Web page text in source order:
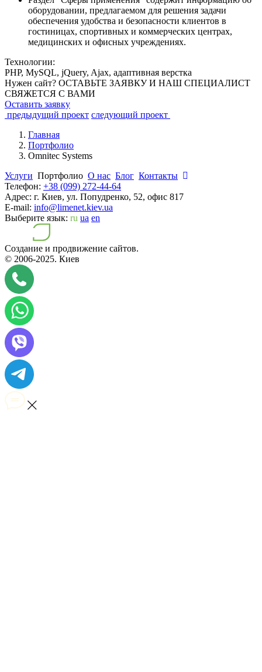
оборудовании, предлагаемом для решения задачи
обеспечения удобства и безопасности клиентов в
гостиницах, спортивных и коммерческих центрах,
медицинских и офисных учреждениях.
Технологии:
PHP, MySQL, jQuery, Ajax, адаптивная верстка
Нужен сайт? ОСТАВЬТЕ ЗАЯВКУ И НАШ СПЕЦИАЛИСТ
СВЯЖЕТСЯ С ВАМИ
Оставить заявку
предыдущий проект следующий проект
Главная
Портфолио
Оmnitec Systems
Услуги Портфолио О нас Блог Контакты
Телефон: +38 (099) 272-44-64
Адрес: г. Киев, ул. Попудренко, 52, офис 817
E-mail: info@limenet.kiev.ua
Выберите язык: ru ua en
Создание и продвижение сайтов.
© 2006-2025. Киев